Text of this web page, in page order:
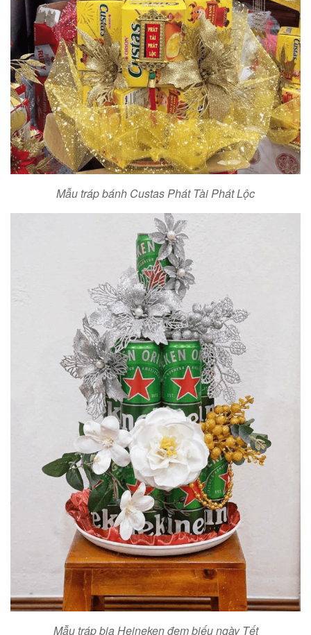
Mẫu tráp bánh Custas Phát Tài Phát Lộc
Mẫu tráp bia Heineken đem biếu ngày Tết